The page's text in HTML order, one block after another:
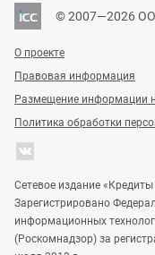
© 2007—2026
О проекте
Правовая информация
Размещение информации
Политика обработки
Сетевое издание
Зарегистрировано
информационных
(Роскомнадзор) за